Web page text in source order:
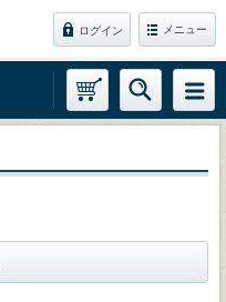
ログイン メニュー